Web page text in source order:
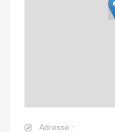
Adresse :